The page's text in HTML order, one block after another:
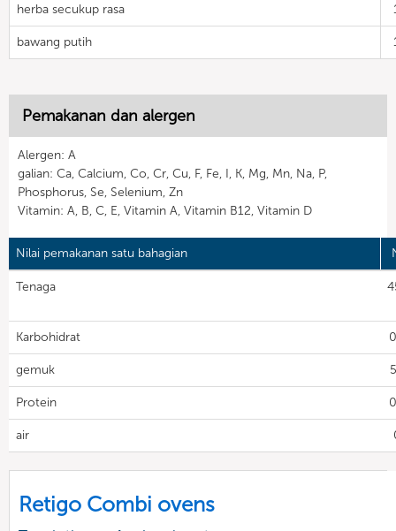
herba secukup rasa
bawang putih
Pemakanan dan alergen
Alergen: A
galian: Ca, Calcium, Co, Cr, Cu, F, Fe, I, K, Mg, Mn, Na, P,
Phosphorus, Se, Selenium, Zn
Vitamin: A, B, C, E, Vitamin A, Vitamin B12, Vitamin D
Nilai pemakanan satu bahagian
Tenaga
Karbohidrat
gemuk
Protein
air
Retigo Combi ovens